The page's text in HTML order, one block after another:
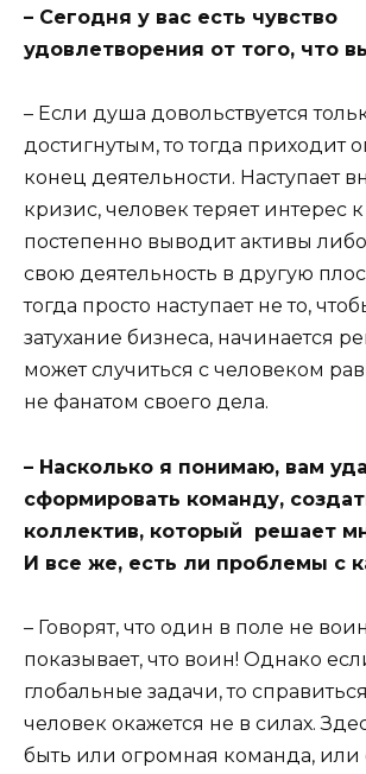
– Сегодня у вас есть чувство
удовлетворения от того, что
– Если душа довольствуется
достигнутым, то тогда приходит
конец деятельности. Наступает
кризис, человек теряет интерес
постепенно выводит активы
свою деятельность в другую
тогда просто наступает не то,
затухание бизнеса, начинается
может случиться с человеком
не фанатом своего дела.
– Насколько я понимаю, вам
сформировать команду,
коллектив, который решает
И все же, есть ли проблемы с
– Говорят, что один в поле не
показывает, что воин! Однако
глобальные задачи, то
человек окажется не в силах.
быть или огромная команда, или